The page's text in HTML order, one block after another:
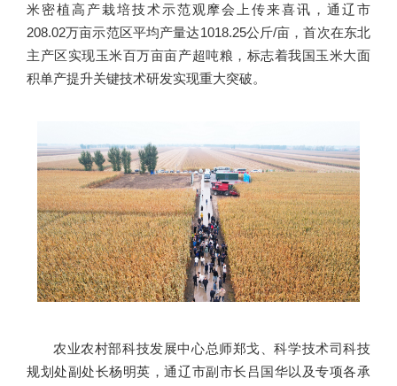
米密植高产栽培技术示范观摩会上传来喜讯，通辽市
208.02万亩示范区平均产量达1018.25公斤/亩，首次在东北
主产区实现玉米百万亩亩产超吨粮，标志着我国玉米大面
积单产提升关键技术研发实现重大突破。
农业农村部科技发展中心总师郑戈、科学技术司科技
规划处副处长杨明英，通辽市副市长吕国华以及专项各承